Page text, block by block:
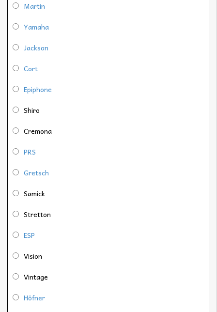
Martin
Yamaha
Jackson
Cort
Epiphone
Shiro
Cremona
PRS
Gretsch
Samick
Stretton
ESP
Vision
Vintage
Höfner